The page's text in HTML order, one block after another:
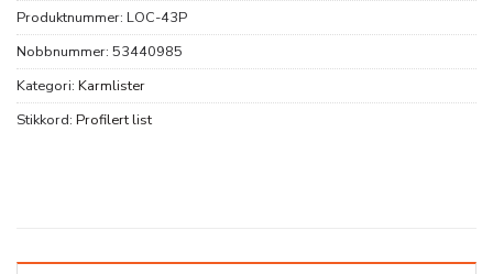
Produktnummer: LOC-43P
Nobbnummer: 53440985
Kategori: Karmlister
Stikkord: Profilert list